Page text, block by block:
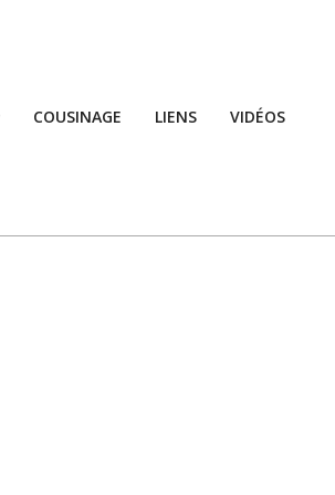
COUSINAGE LIENS VIDÉOS